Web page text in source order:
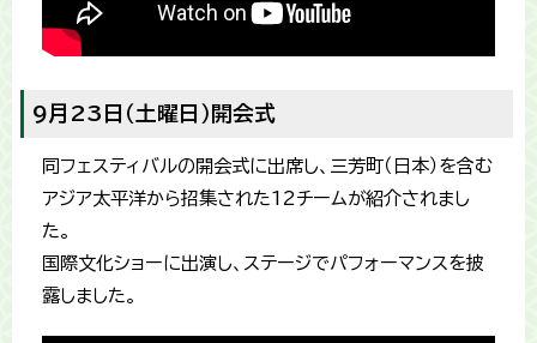
9月23日（土曜日）開会式
同フェスティバルの開会式に出席し、三芳町（日本）を含む
アジア太平洋から招集された12チームが紹介されまし
た。
国際文化ショーに出演し、ステージでパフォーマンスを披
露しました。